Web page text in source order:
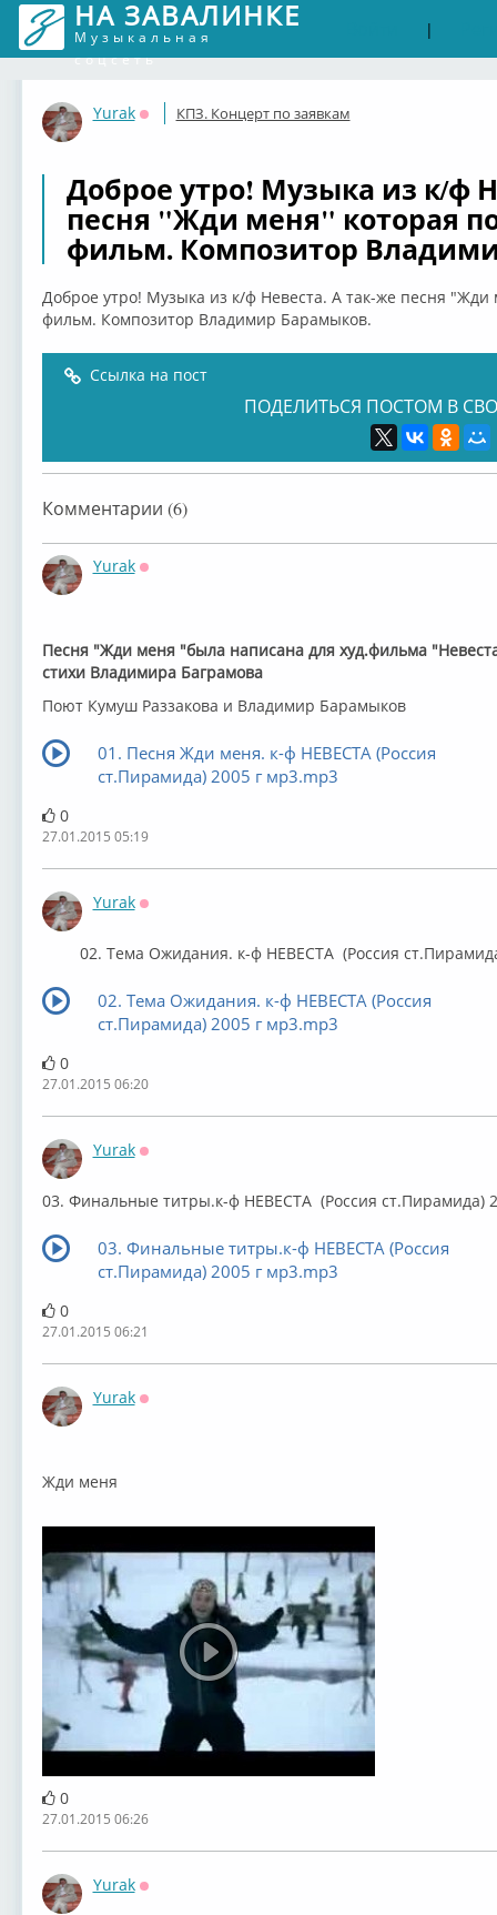
НА ЗАВАЛИНКЕ
Музыкальная
соцсеть
|
Yurak
Оффлайн
КПЗ. Концерт по заявкам
Доброе утро! Музыка из к/ф
песня "Жди меня" которая
фильм. Композитор
Доброе утро! Музыка из к/ф Невеста. А так-же песня
фильм. Композитор Владимир Барамыков.
Ссылка на пост
ПОДЕЛИТЬСЯ ПОСТОМ В
Комментарии (6)
Yurak
Песня "Жди меня "была написана для худ.фильма
стихи Владимира Баграмова
Поют Кумуш Раззакова и Владимир Барамыков
01. Песня Жди меня. к-ф НЕВЕСТА (Россия
ст.Пирамида) 2005 г мр3.mp3
0
27.01.2015 05:19
Yurak
02. Тема Ожидания. к-ф НЕВЕСТА (Россия
02. Тема Ожидания. к-ф НЕВЕСТА (Россия
ст.Пирамида) 2005 г мр3.mp3
0
27.01.2015 06:20
Yurak
03. Финальные титры.к-ф НЕВЕСТА (Россия ст.Пирамида)
03. Финальные титры.к-ф НЕВЕСТА (Россия
ст.Пирамида) 2005 г мр3.mp3
0
27.01.2015 06:21
Yurak
Жди меня
0
27.01.2015 06:26
Yurak